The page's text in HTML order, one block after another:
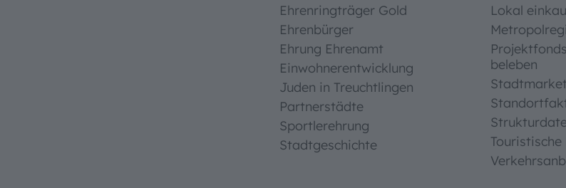
Ehrenringträger Gold
Ehrenbürger
Ehrung Ehrenamt
Einwohnerentwicklung
Juden in Treuchtlingen
Partnerstädte
Sportlerehrung
Stadtgeschichte
Lokal
beleben
Touristische